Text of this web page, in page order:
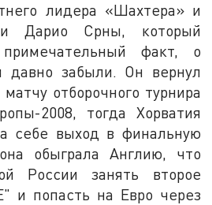
лидера «Шахтера» и
Дарио Срны, который
факт, о
давно забыли. Он вернул
отборочного турнира
2008, тогда Хорватия
себе выход в финальную
обыграла Англию, что
России занять второе
и попасть на Евро через